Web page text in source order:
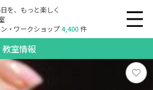
を、もっと楽しく
・ワークショップ4,400件
教室情報